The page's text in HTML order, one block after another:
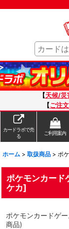
【天候/災
【ご注
カードラボで売
る
ご利用案内
ホーム > 取扱商品 > ポ
ポケモンカー
ケカ]
ポケモンカードゲ
商品)